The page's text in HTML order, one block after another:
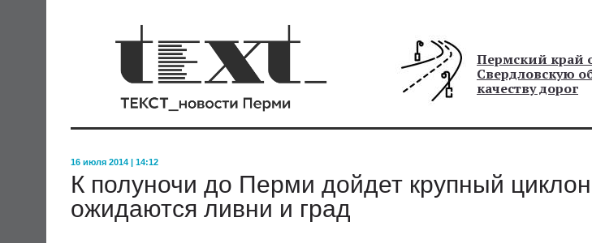
Пермский край
Свердловскую
качеству дорог
16 июля 2014 | 14:12
К полуночи до Перми дойдет крупный
ожидаются ливни и град